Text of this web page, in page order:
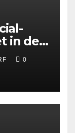
in der
0